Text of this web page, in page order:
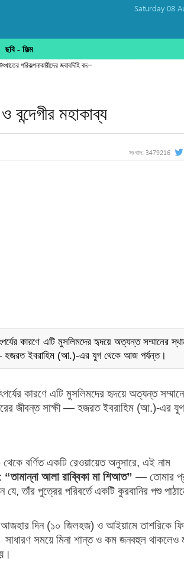
Saturday 08
ছবি‎ - ফিল্ম
পরিকল্পনাকারীদের জবাবদিহি করতেই হবে’
মহাকাব্য
সংবাদ: 3479216
কারণে এটি মুসলিমদের হৃদয়ে অত্যন্ত সম্মানের
— হজরত ইবরাহিম (আ.)-এর যুগ থেকে আজ পর্যন্ত।
কারণে এটি মুসলিমদের হৃদয়ে অত্যন্ত
জীবন্ত সাক্ষী — হজরত ইবরাহিম (আ.)-এর যুগ
বর্ণিত একটি রেওয়ায়েত অনুসারে, এই নাম
“তামান্না আলা রাব্বিকা মা শিআত” — তোমার
তাঁর পুত্রের পরিবর্তে একটি কুরবানির পশু
দিন (১০ জিলহজ) ও আইয়ামে তাশরিকে
সাধারণ সময়ে মিনা শান্ত ও কম জনবহুল থাকলেও